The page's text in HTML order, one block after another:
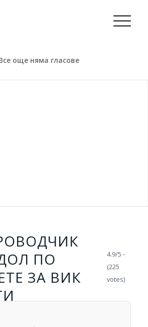
още няма гласове
ПО
ЗА ВИК
4.9/5 -
(225
votes)